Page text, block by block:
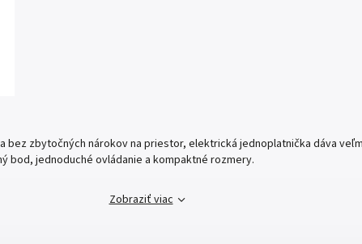
zbytočných nárokov na priestor, elektrická jednoplatnička dáva
bod, jednoduché ovládanie a kompaktné rozmery.
Zobraziť viac